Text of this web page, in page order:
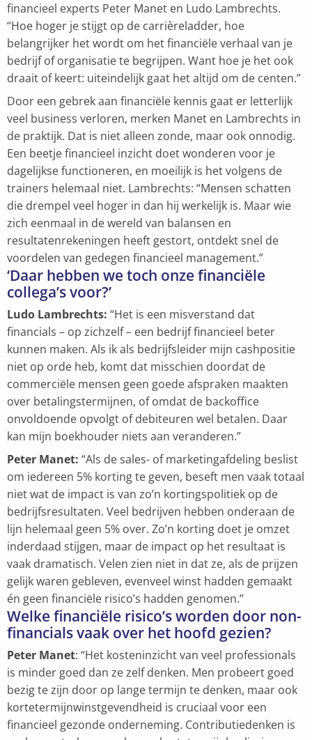
financieel experts Peter Manet en Ludo Lambrechts.
“Hoe hoger je stijgt op de carrièreladder, hoe
belangrijker het wordt om het financiële verhaal van je
bedrijf of organisatie te begrijpen. Want hoe je het ook
draait of keert: uiteindelijk gaat het altijd om de centen.”
Door een gebrek aan financiële kennis gaat er letterlijk
veel business verloren, merken Manet en Lambrechts in
de praktijk. Dat is niet alleen zonde, maar ook onnodig.
Een beetje financieel inzicht doet wonderen voor je
dagelijkse functioneren, en moeilijk is het volgens de
trainers helemaal niet. Lambrechts: “Mensen schatten
die drempel veel hoger in dan hij werkelijk is. Maar wie
zich eenmaal in de wereld van balansen en
resultatenrekeningen heeft gestort, ontdekt snel de
voordelen van gedegen financieel management.”
‘Daar hebben we toch onze financiële
collega’s voor?’
Ludo Lambrechts: “Het is een misverstand dat
financials – op zichzelf – een bedrijf financieel beter
kunnen maken. Als ik als bedrijfsleider mijn cashpositie
niet op orde heb, komt dat misschien doordat de
commerciële mensen geen goede afspraken maakten
over betalingstermijnen, of omdat de backoffice
onvoldoende opvolgt of debiteuren wel betalen. Daar
kan mijn boekhouder niets aan veranderen.”
Peter Manet: “Als de sales- of marketingafdeling beslist
om iedereen 5% korting te geven, beseft men vaak totaal
niet wat de impact is van zo’n kortingspolitiek op de
bedrijfsresultaten. Veel bedrijven hebben onderaan de
lijn helemaal geen 5% over. Zo’n korting doet je omzet
inderdaad stijgen, maar de impact op het resultaat is
vaak dramatisch. Velen zien niet in dat ze, als de prijzen
gelijk waren gebleven, evenveel winst hadden gemaakt
én geen financiële risico’s hadden genomen.”
Welke financiële risico’s worden door non-
financials vaak over het hoofd gezien?
Peter Manet: “Het kosteninzicht van veel professionals
is minder goed dan ze zelf denken. Men probeert goed
bezig te zijn door op lange termijn te denken, maar ook
kortetermijnwinstgevendheid is cruciaal voor een
financieel gezonde onderneming. Contributiedenken is